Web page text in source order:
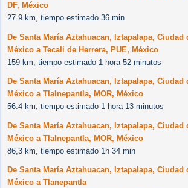
DF, México
27.9 km, tiempo estimado 36 min
De Santa María Aztahuacan, Iztapalapa, Ciudad
México a Tecali de Herrera, PUE, México
159 km, tiempo estimado 1 hora 52 minutos
De Santa María Aztahuacan, Iztapalapa, Ciudad
México a Tlalnepantla, MOR, México
56.4 km, tiempo estimado 1 hora 13 minutos
De Santa María Aztahuacan, Iztapalapa, Ciudad
México a Tlalnepantla, MOR, México
86,3 km, tiempo estimado 1h 34 min
De Santa María Aztahuacan, Iztapalapa, Ciudad
México a Tlanepantla